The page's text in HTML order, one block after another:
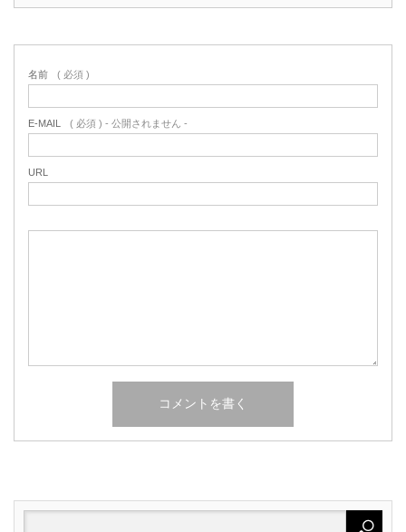
名前 ( 必須 )
E-MAIL ( 必須 ) - 公開されません -
URL